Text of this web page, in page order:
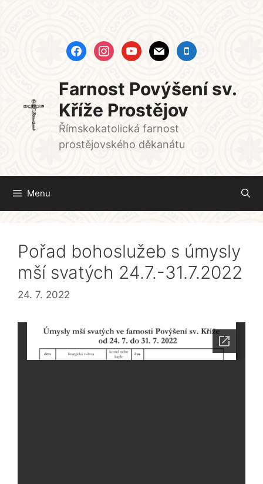
facebookinstagramyoutubemail mobile
Farnost Povýšení sv.
Kříže Prostějov
Římskokatolická farnost
prostějovského děkanátu
Menu
Pořad bohoslužeb s úmysly
mší svatých 24.7.-31.7.2022
24. 7. 2022